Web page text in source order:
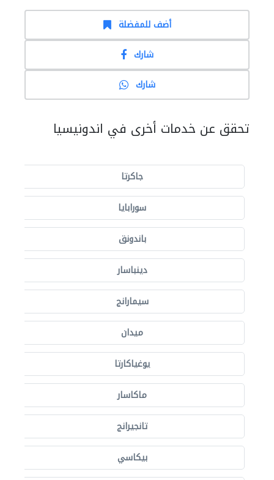
أضف للمفضلة
شارك
شارك
تحقق عن خدمات أخرى في اندونيسيا
جاكرتا
سورابايا
باندونق
دينباسار
سيمارانج
ميدان
يوغياكارتا
ماكاسار
تانجيرانج
بيكاسي